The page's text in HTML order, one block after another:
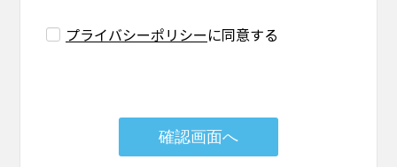
プライバシーポリシーに同意する
確認画面へ